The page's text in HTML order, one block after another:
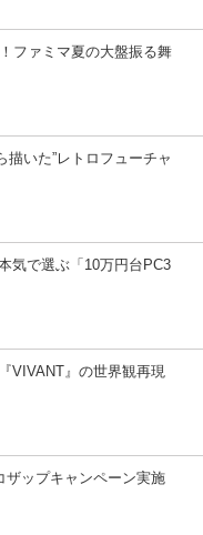
ファミマ夏の大盤振る舞
いた”レトロフューチャ
気で選ぶ「10万円台PC3
VIVANT』の世界観再現
ザップキャンペーン実施